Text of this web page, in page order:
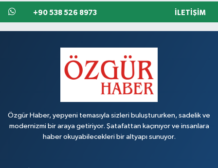
+90 538 526 8973 İLETIŞIM
Özgür Haber, yepyeni temasıyla sizleri buluştururken, sadelik ve
modernizmi bir araya getiriyor. Şatafattan kaçınıyor ve insanlara
haber okuyabilecekleri bir altyapı sunuyor.